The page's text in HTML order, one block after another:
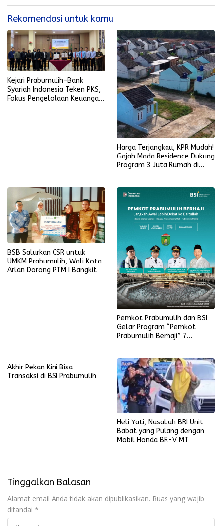
Rekomendasi untuk kamu
Kejari Prabumulih–Bank
Syariah Indonesia Teken PKS,
Fokus Pengelolaan Keuangan
Harga Terjangkau, KPR Mudah!
Gajah Mada Residence Dukung
Program 3 Juta Rumah di
BSB Salurkan CSR untuk
UMKM Prabumulih, Wali Kota
Arlan Dorong PTM I Bangkit
Pemkot Prabumulih dan BSI
Gelar Program “Pemkot
Prabumulih Berhaji” 7
Akhir Pekan Kini Bisa
Transaksi di BSI Prabumulih
Heli Yati, Nasabah BRI Unit
Babat yang Pulang dengan
Mobil Honda BR-V MT
Tinggalkan Balasan
Alamat email Anda tidak akan dipublikasikan. Ruas yang wajib
ditandai *